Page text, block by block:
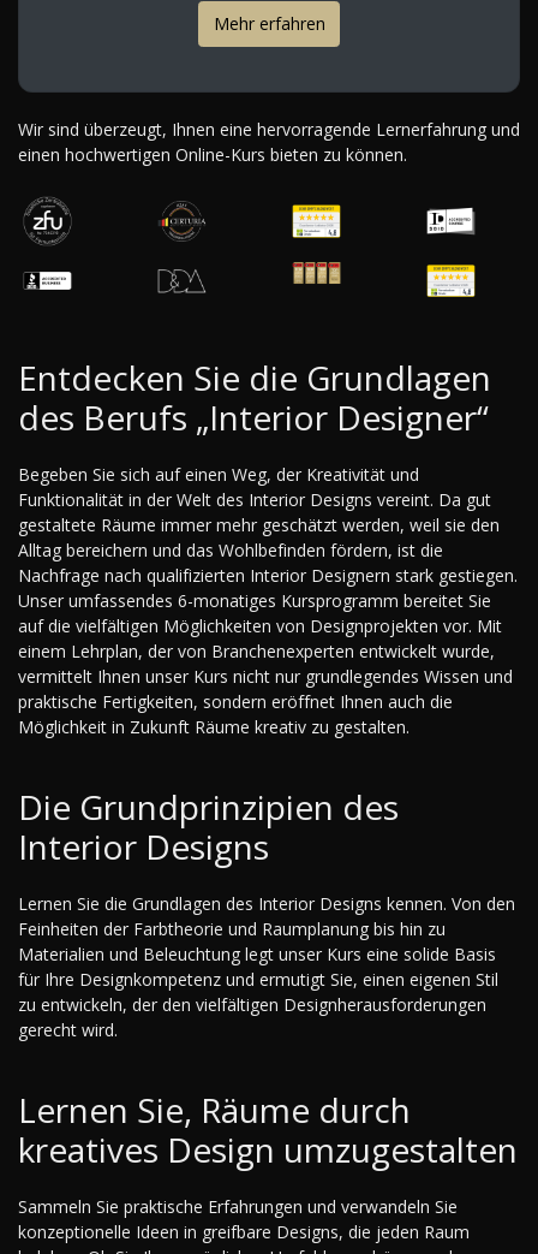
Mehr erfahren
Wir sind überzeugt, Ihnen eine hervorragende Lernerfahrung und
einen hochwertigen Online-Kurs bieten zu können.
Entdecken Sie die Grundlagen
des Berufs „Interior Designer“
Begeben Sie sich auf einen Weg, der Kreativität und
Funktionalität in der Welt des Interior Designs vereint. Da gut
gestaltete Räume immer mehr geschätzt werden, weil sie den
Alltag bereichern und das Wohlbefinden fördern, ist die
Nachfrage nach qualifizierten Interior Designern stark gestiegen.
Unser umfassendes 6-monatiges Kursprogramm bereitet Sie
auf die vielfältigen Möglichkeiten von Designprojekten vor. Mit
einem Lehrplan, der von Branchenexperten entwickelt wurde,
vermittelt Ihnen unser Kurs nicht nur grundlegendes Wissen und
praktische Fertigkeiten, sondern eröffnet Ihnen auch die
Möglichkeit in Zukunft Räume kreativ zu gestalten.
Die Grundprinzipien des
Interior Designs
Lernen Sie die Grundlagen des Interior Designs kennen. Von den
Feinheiten der Farbtheorie und Raumplanung bis hin zu
Materialien und Beleuchtung legt unser Kurs eine solide Basis
für Ihre Designkompetenz und ermutigt Sie, einen eigenen Stil
zu entwickeln, der den vielfältigen Designherausforderungen
gerecht wird.
Lernen Sie, Räume durch
kreatives Design umzugestalten
Sammeln Sie praktische Erfahrungen und verwandeln Sie
konzeptionelle Ideen in greifbare Designs, die jeden Raum